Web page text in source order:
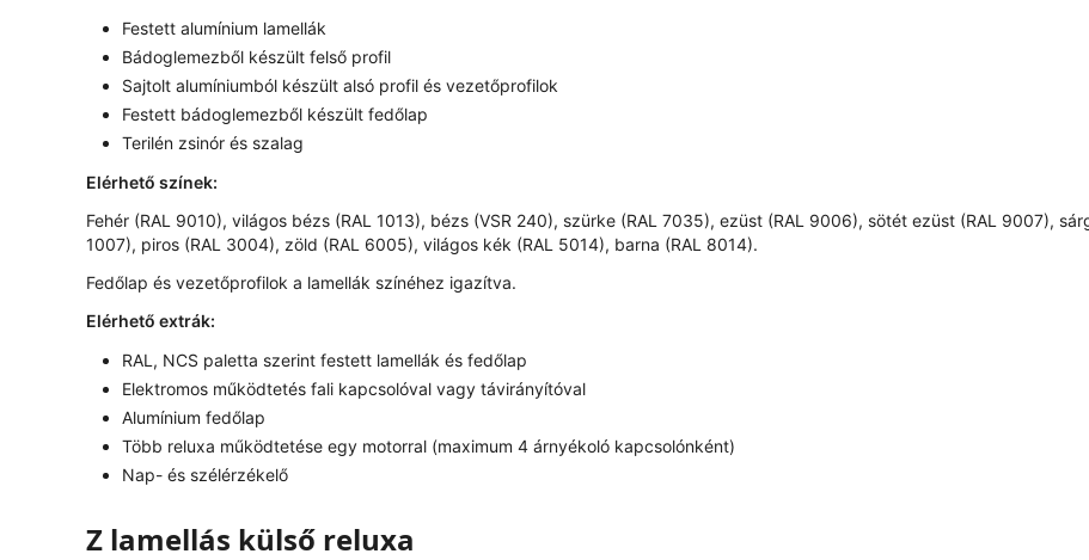
Festett alumínium lamellák
Bádoglemezből készült felső profil
Sajtolt alumíniumból készült alsó profil és vezetőprofilok
Festett bádoglemezből készült fedőlap
Terilén zsinór és szalag
Elérhető színek:
Fehér (RAL 9010), világos bézs (RAL 1013), bézs (VSR 240), szürke (RAL 7035), ezüst (RAL 9006), sötét ezüst (RAL 9007),
1007), piros (RAL 3004), zöld (RAL 6005), világos kék (RAL 5014), barna (RAL 8014).
Fedőlap és vezetőprofilok a lamellák színéhez igazítva.
Elérhető extrák:
RAL, NCS paletta szerint festett lamellák és fedőlap
Elektromos működtetés fali kapcsolóval vagy távirányítóval
Alumínium fedőlap
Több reluxa működtetése egy motorral (maximum 4 árnyékoló kapcsolónként)
Nap- és szélérzékelő
Z lamellás külső reluxa